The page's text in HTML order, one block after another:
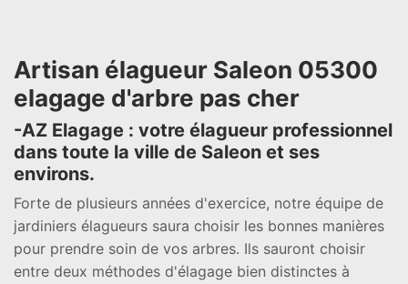
Artisan élagueur Saleon 05300
elagage d'arbre pas cher
-AZ Elagage : votre élagueur professionnel
dans toute la ville de Saleon et ses
environs.
Forte de plusieurs années d'exercice, notre équipe de
jardiniers élagueurs saura choisir les bonnes manières
pour prendre soin de vos arbres. Ils sauront choisir
entre deux méthodes d'élagage bien distinctes à